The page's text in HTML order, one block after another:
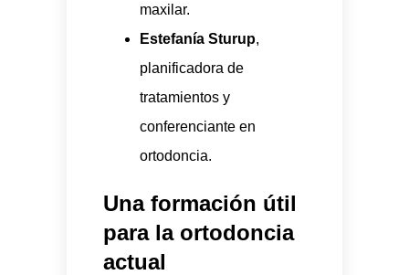
maxilar.
Estefanía Sturup,
planificadora de
tratamientos y
conferenciante en
ortodoncia.
Una formación útil
para la ortodoncia
actual